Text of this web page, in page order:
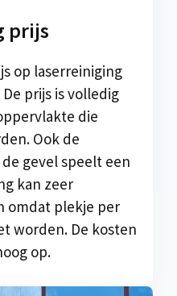
prijs
op laserreiniging
prijs is volledig
die
Ook de
gevel speelt een
kan zeer
omdat plekje per
worden. De kosten
op.